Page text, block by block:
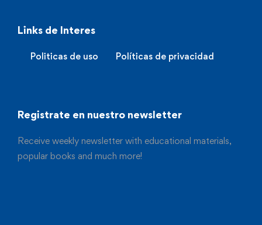
Links de Interes
Politicas de uso Políticas de privacidad
Registrate en nuestro newsletter
Receive weekly newsletter with educational materials,
popular books and much more!